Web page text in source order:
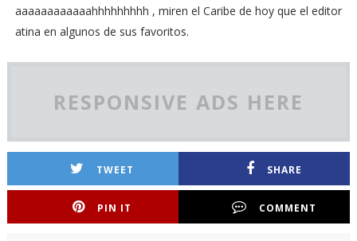
aaaaaaaaaaaahhhhhhhhh , miren el Caribe de hoy que el editor
atina en algunos de sus favoritos.
RESPONSIVE ADS HERE
TWEET SHARE
PIN IT COMMENT